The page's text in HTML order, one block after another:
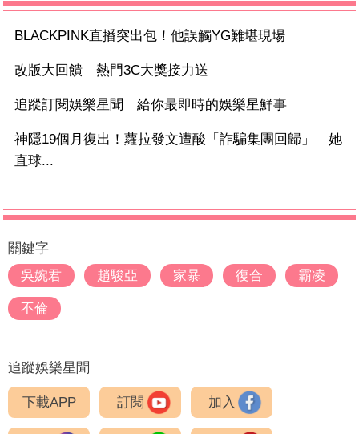
BLACKPINK直播突出包！他誤觸YG難堪現場
改版大回饋 熱門3C大獎接力送
追蹤訂閱娛樂星聞 給你最即時的娛樂星鮮事
神隱19個月復出！蘿拉發文遭酸「詐騙集團回歸」 她
直球...
關鍵字
吳婉君
趙駿亞 家暴 復合 霸凌
不倫
追蹤娛樂星聞
下載APP 訂閱 加入